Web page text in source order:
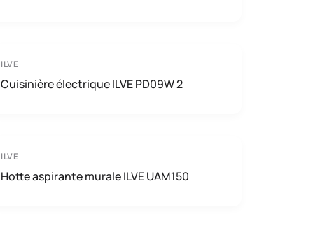
ILVE
Cuisinière électrique ILVE PD09W 2
ILVE
Hotte aspirante murale ILVE UAM150